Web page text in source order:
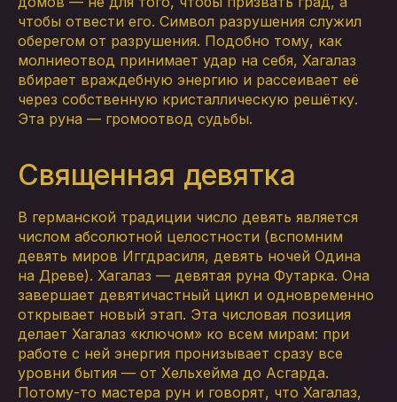
чтобы отвести его. Символ разрушения служил
оберегом от разрушения. Подобно тому, как
молниеотвод принимает удар на себя, Хагалаз
вбирает враждебную энергию и рассеивает её
через собственную кристаллическую решётку.
Эта руна — громоотвод судьбы.
Священная девятка
В германской традиции число девять является
числом абсолютной целостности (вспомним
девять миров Иггдрасиля, девять ночей Одина
на Древе). Хагалаз — девятая руна Футарка. Она
завершает девятичастный цикл и одновременно
открывает новый этап. Эта числовая позиция
делает Хагалаз «ключом» ко всем мирам: при
работе с ней энергия пронизывает сразу все
уровни бытия — от Хельхейма до Асгарда.
Потому-то мастера рун и говорят, что Хагалаз,